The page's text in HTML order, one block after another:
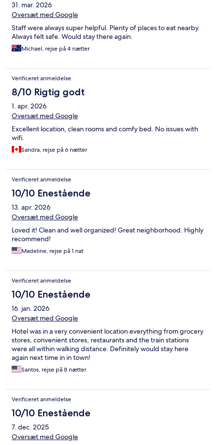
31. mar. 2026
Oversæt med Google
Staff were always super helpful. Plenty of places to eat nearby.
Always felt safe. Would stay there again.
Michael, rejse på 4 nætter
Verificeret anmeldelse
8/10 Rigtig godt
1. apr. 2026
Oversæt med Google
Excellent location, clean rooms and comfy bed. No issues with
wifi.
Sandra, rejse på 6 nætter
Verificeret anmeldelse
10/10 Enestående
13. apr. 2026
Oversæt med Google
Loved it! Clean and well organized! Great neighborhood. Highly
recommend!
Madeline, rejse på 1 nat
Verificeret anmeldelse
10/10 Enestående
16. jan. 2026
Oversæt med Google
Hotel was in a very convenient location everything from grocery
stores, convenient stores, restaurants and the train stations
were all within walking distance. Definitely would stay here
again next time in in town!
Santos, rejse på 8 nætter
Verificeret anmeldelse
10/10 Enestående
7. dec. 2025
Oversæt med Google